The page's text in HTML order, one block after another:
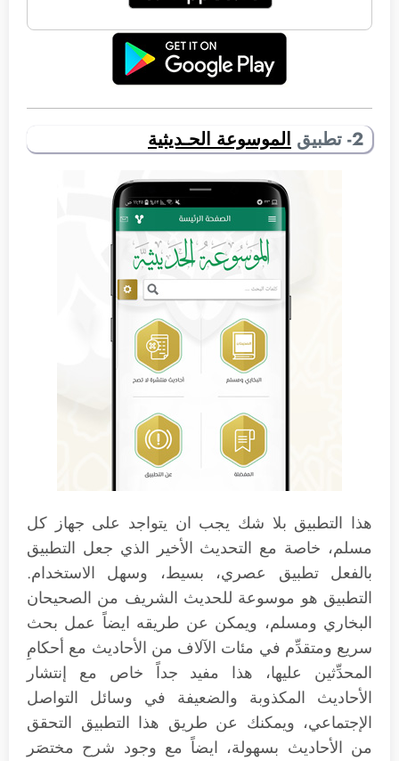
2- تطبيق الموسوعة الحـديثية
هذا التطبيق بلا شك يجب ان يتواجد على جهاز كل
مسلم، خاصة مع التحديث الأخير الذي جعل التطبيق
بالفعل تطبيق عصري، بسيط، وسهل الاستخدام.
التطبيق هو موسوعة للحديث الشريف من الصحيحان
البخاري ومسلم، ويمكن عن طريقه ايضاً عمل بحث
سريع ومتقدِّم في مئات الآلاف من الأحاديث مع أحكامِ
المحدِّثين عليها، هذا مفيد جداً خاص مع إنتشار
الأحاديث المكذوبة والضعيفة في وسائل التواصل
الإجتماعي، ويمكنك عن طريق هذا التطبيق التحقق
من الأحاديث بسهولة، ايضاً مع وجود شرح مختصَر